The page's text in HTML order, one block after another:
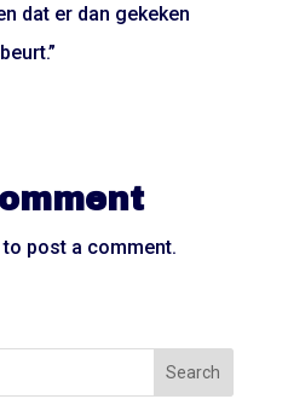
dat er dan gekeken
to post a comment.